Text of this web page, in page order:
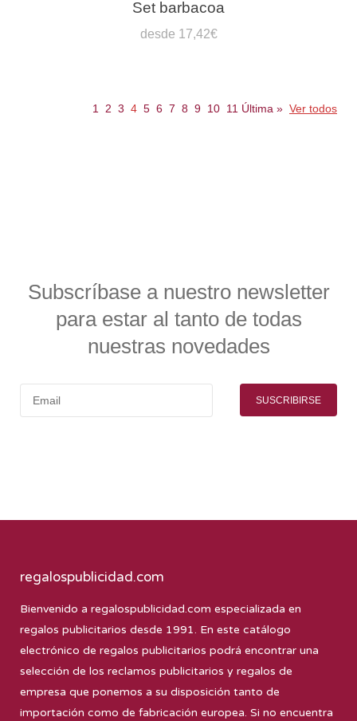
Set barbacoa
desde 17,42€
1 2 3 4 5 6 7 8 9 10 11 Última » Ver todos
Subscríbase a nuestro newsletter
para estar al tanto de todas
nuestras novedades
SUSCRIBIRSE
regalospublicidad.com
Bienvenido a regalospublicidad.com especializada en
regalos publicitarios desde 1991. En este catálogo
electrónico de regalos publicitarios podrá encontrar una
selección de los reclamos publicitarios y regalos de
empresa que ponemos a su disposición tanto de
importación como de fabricación europea. Si no encuentra